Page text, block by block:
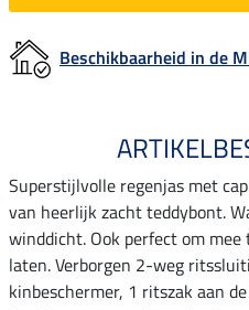
Beschikbaarheid in de
Superstijlvolle regenjas met
van heerlijk zacht teddybont.
winddicht. Ook perfect om
laten. Verborgen 2-weg
kinbeschermer, 1 ritszak aan